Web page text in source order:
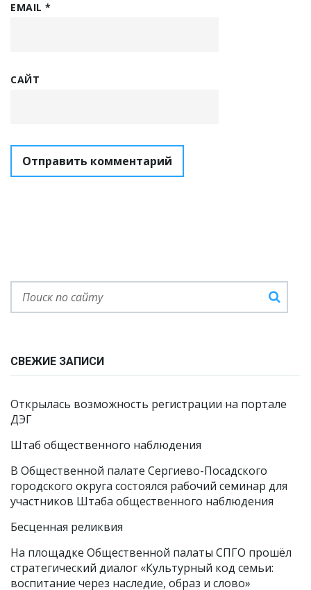
EMAIL*
САЙТ
СВЕЖИЕ ЗАПИСИ
Открылась возможность регистрации на портале
ДЭГ
Штаб общественного наблюдения
В Общественной палате Сергиево-Посадского
городского округа состоялся рабочий семинар для
участников Штаба общественного наблюдения
Бесценная реликвия
На площадке Общественной палаты СПГО прошёл
стратегический диалог «Культурный код семьи:
воспитание через наследие, образ и слово»